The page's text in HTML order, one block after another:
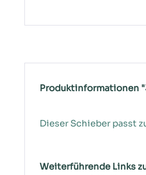
Produktinformationen
Dieser Schieber passt
Weiterführende Links